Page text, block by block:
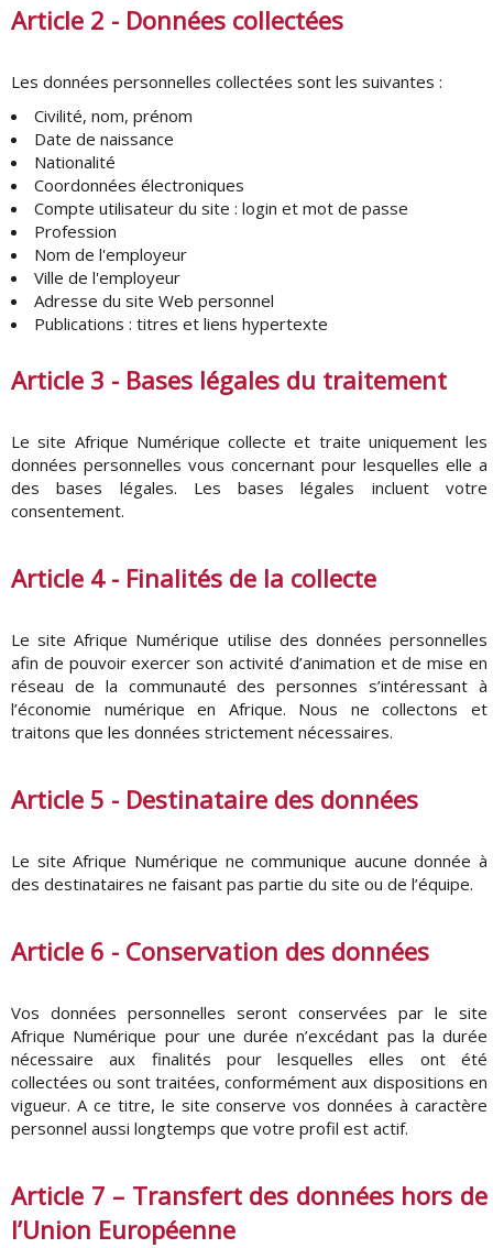
Article 2 - Données collectées
Les données personnelles collectées sont les suivantes :
Civilité, nom, prénom
Date de naissance
Nationalité
Coordonnées électroniques
Compte utilisateur du site : login et mot de passe
Profession
Nom de l'employeur
Ville de l'employeur
Adresse du site Web personnel
Publications : titres et liens hypertexte
Article 3 - Bases légales du traitement
Le site Afrique Numérique collecte et traite uniquement les
données personnelles vous concernant pour lesquelles elle a
des bases légales. Les bases légales incluent votre
consentement.
Article 4 - Finalités de la collecte
Le site Afrique Numérique utilise des données personnelles
afin de pouvoir exercer son activité d’animation et de mise en
réseau de la communauté des personnes s’intéressant à
l’économie numérique en Afrique. Nous ne collectons et
traitons que les données strictement nécessaires.
Article 5 - Destinataire des données
Le site Afrique Numérique ne communique aucune donnée à
des destinataires ne faisant pas partie du site ou de l’équipe.
Article 6 - Conservation des données
Vos données personnelles seront conservées par le site
Afrique Numérique pour une durée n’excédant pas la durée
nécessaire aux finalités pour lesquelles elles ont été
collectées ou sont traitées, conformément aux dispositions en
vigueur. A ce titre, le site conserve vos données à caractère
personnel aussi longtemps que votre profil est actif.
Article 7 – Transfert des données hors de
l’Union Européenne